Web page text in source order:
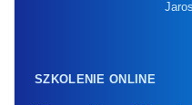
SZKOLENIE ONLINE